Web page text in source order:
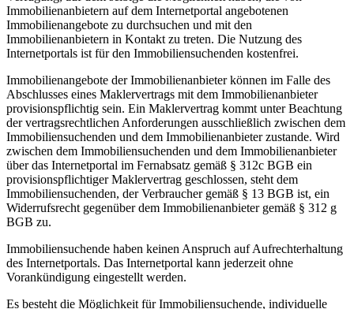
Immobilienanbietern auf dem Internetportal angebotenen
Immobilienangebote zu durchsuchen und mit den
Immobilienanbietern in Kontakt zu treten. Die Nutzung des
Internetportals ist für den Immobiliensuchenden kostenfrei.
Immobilienangebote der Immobilienanbieter können im Falle des
Abschlusses eines Maklervertrags mit dem Immobilienanbieter
provisionspflichtig sein. Ein Maklervertrag kommt unter Beachtung
der vertragsrechtlichen Anforderungen ausschließlich zwischen dem
Immobiliensuchenden und dem Immobilienanbieter zustande. Wird
zwischen dem Immobiliensuchenden und dem Immobilienanbieter
über das Internetportal im Fernabsatz gemäß § 312c BGB ein
provisionspflichtiger Maklervertrag geschlossen, steht dem
Immobiliensuchenden, der Verbraucher gemäß § 13 BGB ist, ein
Widerrufsrecht gegenüber dem Immobilienanbieter gemäß § 312 g
BGB zu.
Immobiliensuchende haben keinen Anspruch auf Aufrechterhaltung
des Internetportals. Das Internetportal kann jederzeit ohne
Vorankündigung eingestellt werden.
Es besteht die Möglichkeit für Immobiliensuchende, individuelle